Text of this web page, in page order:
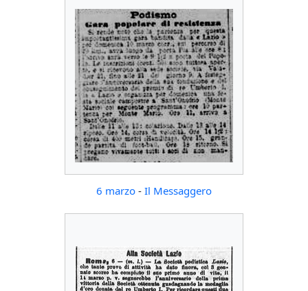
6 marzo - Il Messaggero